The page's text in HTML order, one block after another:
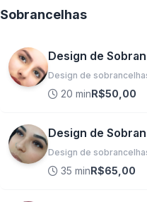
Sobrancelhas
Design de
Design de
20 minR$50,00
Design de
Design de
35 minR$65,00